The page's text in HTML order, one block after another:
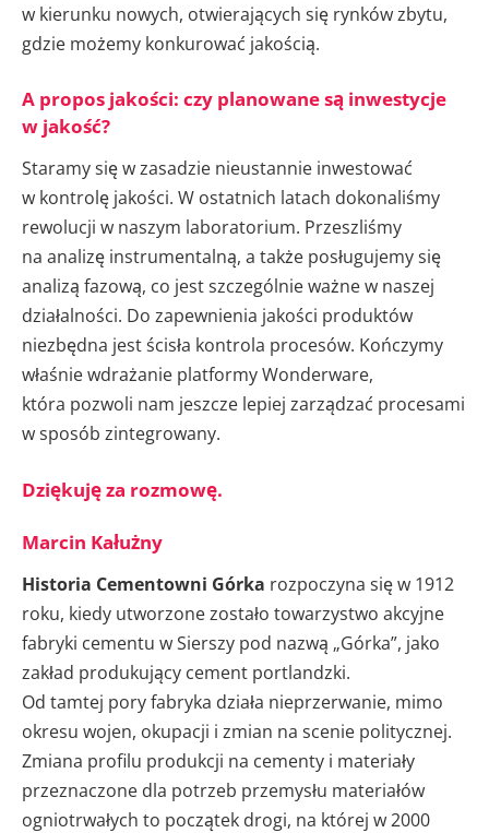
w kierunku nowych, otwierających się rynków zbytu,
gdzie możemy konkurować jakością.
A propos jakości: czy planowane są inwestycje
w jakość?
Staramy się w zasadzie nieustannie inwestować
w kontrolę jakości. W ostatnich latach dokonaliśmy
rewolucji w naszym laboratorium. Przeszliśmy
na analizę instrumentalną, a także posługujemy się
analizą fazową, co jest szczególnie ważne w naszej
działalności. Do zapewnienia jakości produktów
niezbędna jest ścisła kontrola procesów. Kończymy
właśnie wdrażanie platformy Wonderware,
która pozwoli nam jeszcze lepiej zarządzać procesami
w sposób zintegrowany.
Dziękuję za rozmowę.
Marcin Kałużny
Historia Cementowni Górka rozpoczyna się w 1912
roku, kiedy utworzone zostało towarzystwo akcyjne
fabryki cementu w Sierszy pod nazwą „Górka”, jako
zakład produkujący cement portlandzki.
Od tamtej pory fabryka działa nieprzerwanie, mimo
okresu wojen, okupacji i zmian na scenie politycznej.
Zmiana profilu produkcji na cementy i materiały
przeznaczone dla potrzeb przemysłu materiałów
ogniotrwałych to początek drogi, na której w 2000